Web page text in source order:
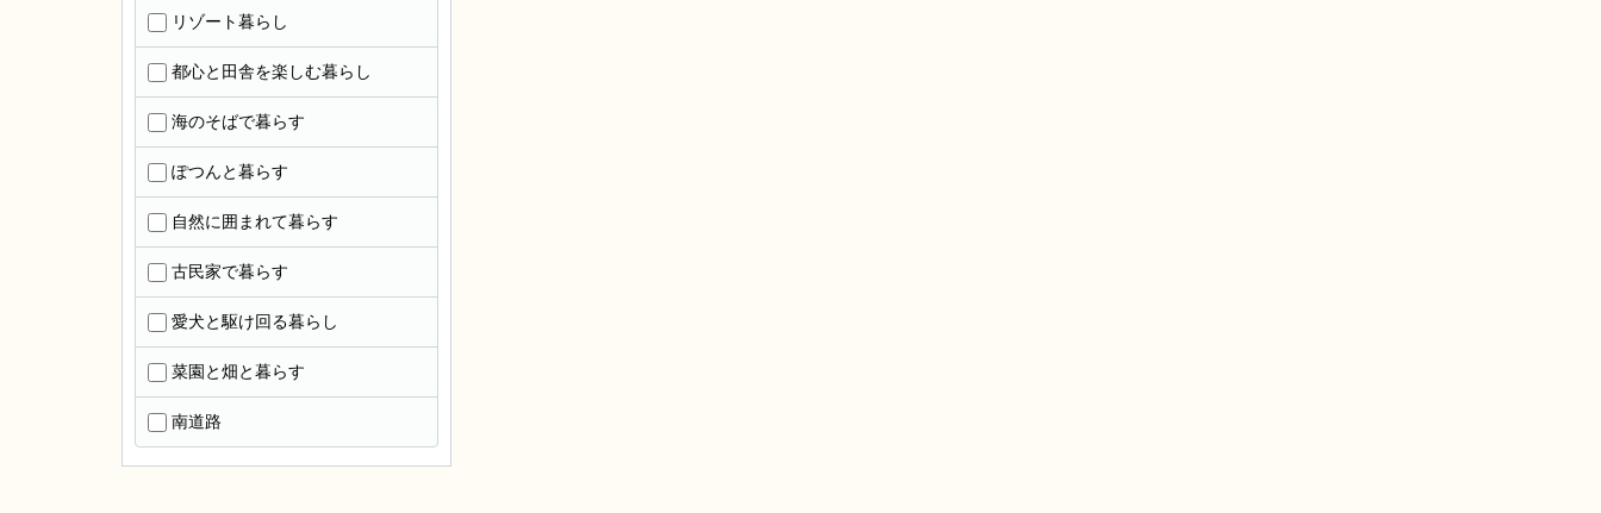
リゾート暮らし
都心と田舎を楽しむ暮らし
海のそばで暮らす
ぽつんと暮らす
自然に囲まれて暮らす
古民家で暮らす
愛犬と駆け回る暮らし
菜園と畑と暮らす
南道路